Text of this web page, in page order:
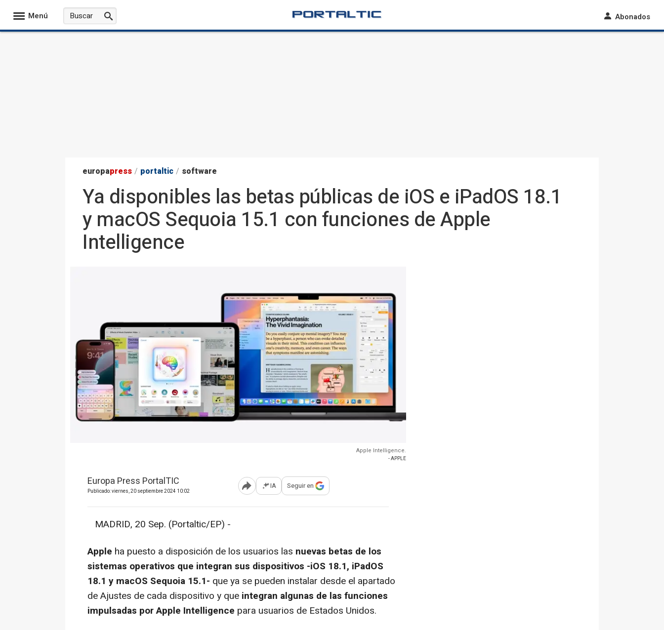
Menú Abonados
europapress / portaltic / software
Ya disponibles las betas públicas de iOS e iPadOS 18.1
y macOS Sequoia 15.1 con funciones de Apple
Intelligence
Apple Intelligence.
- APPLE
Europa Press PortalTIC
Publicado: viernes, 20 septiembre 2024 10:02 Abrir opciones para compartir
IA Seguir en
MADRID, 20 Sep. (Portaltic/EP) -
Apple ha puesto a disposición de los usuarios las nuevas betas de los
sistemas operativos que integran sus dispositivos -iOS 18.1, iPadOS
18.1 y macOS Sequoia 15.1- que ya se pueden instalar desde el apartado
de Ajustes de cada dispositivo y que integran algunas de las funciones
impulsadas por Apple Intelligence para usuarios de Estados Unidos.